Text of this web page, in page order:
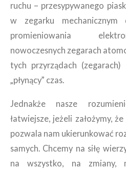
ruchu – przesypywanego
w zegarku
promieniowania
nowoczesnych zegarach
tych przyrządach
„płynący” czas.
Jednakże nasze
łatwiejsze, jeżeli założymy,
pozwala nam ukierunkować
samych. Chcemy na siłę
na wszystko, na zmiany,